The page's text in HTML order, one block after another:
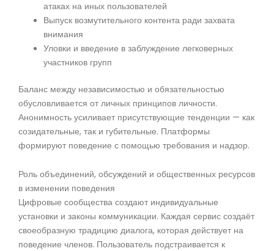
атаках на иных пользователей
Выпуск возмутительного контента ради захвата
внимания
Уловки и введение в заблуждение легковерных
участников групп
Баланс между независимостью и обязательностью
обусловливается от личных принципов личности.
Анонимность усиливает присутствующие тенденции — как
созидательные, так и губительные. Платформы
формируют поведение с помощью требования и надзор.
Роль объединений, обсуждений и общественных ресурсов
в изменении поведения
Цифровые сообщества создают индивидуальные
установки и законы коммуникации. Каждая сервис создаёт
своеобразную традицию диалога, которая действует на
поведение членов. Пользователь подстраивается к